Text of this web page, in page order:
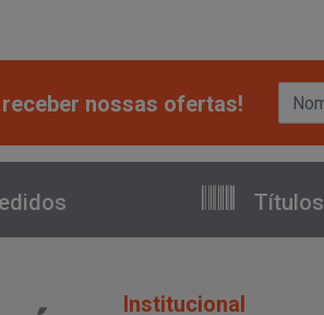
nossas ofertas!
Títulos
Institucional